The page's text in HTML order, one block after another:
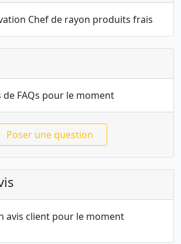
Chef de rayon produits frais
de FAQs pour le moment
Poser une question
avis client pour le moment